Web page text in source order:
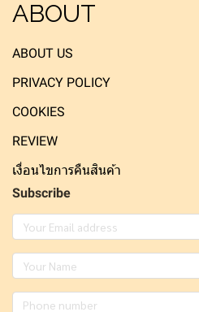
ABOUT
ABOUT US
PRIVACY POLICY
COOKIES
REVIEW
เงื่อนไขการคืนสินค้า
Subscribe